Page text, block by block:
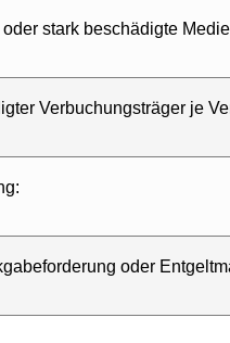
stark beschädigte
Verbuchungsträger je
oder